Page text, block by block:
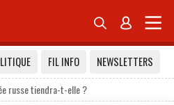
 
FIL INFO
NEWSLETTERS
russe tiendra-t-elle ?